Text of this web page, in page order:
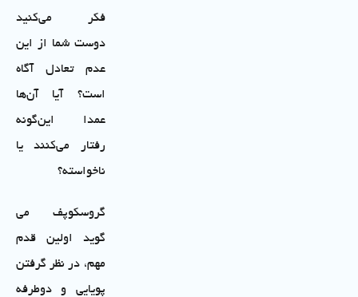
فکر می‌کنید
دوست شما از این
عدم تعادل آگاه
است؟ آیا آن‌ها
عمدا این‌گونه
رفتار می‌کنند یا
ناخواسته؟
گروسکوپف می
گوید اولین قدم
مهم، در نظر گرفتن
پویایی و دوطرفه